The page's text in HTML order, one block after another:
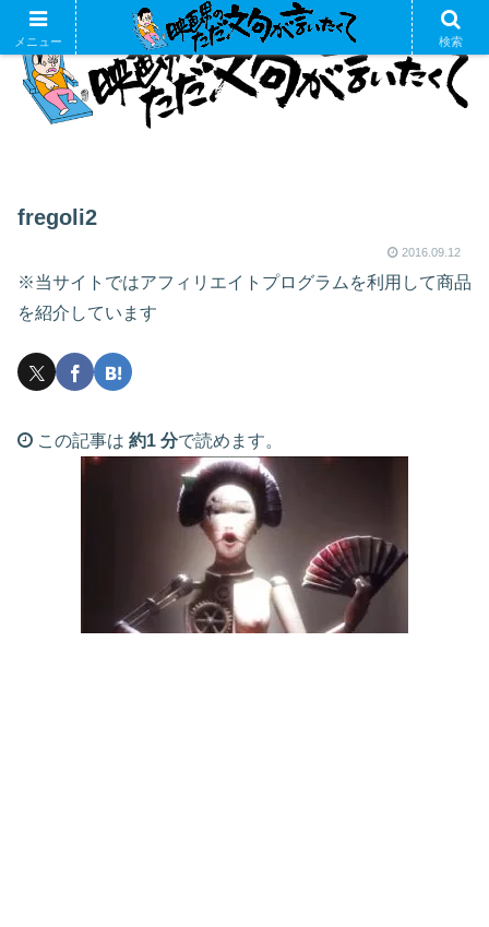
fregoli2
2016.09.12
※当サイトではアフィリエイトプログラムを利用して商品
を紹介しています
この記事は 約1 分で読めます。
メニュー 検索